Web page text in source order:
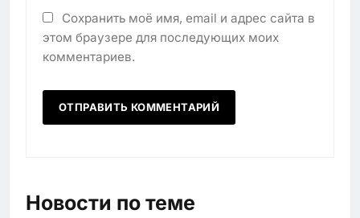
Сохранить моё имя, email и адрес сайта в
этом браузере для последующих моих
комментариев.
Новости по теме